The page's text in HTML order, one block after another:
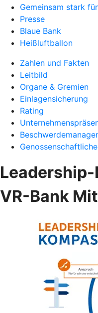
Gemeinsam stark
Presse
Blaue Bank
Heißluftballon
Zahlen und Fakten
Leitbild
Organe & Gremien
Einlagensicherung
Rating
VR-Bank